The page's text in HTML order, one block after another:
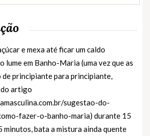
e mexa até ficar um caldo
lume em Banho-Maria (uma vez que as
de principiante para principiante,
artigo
sugestao-do-
fazer-o-banho-maria) durante 15
minutos, bata a mistura ainda quente